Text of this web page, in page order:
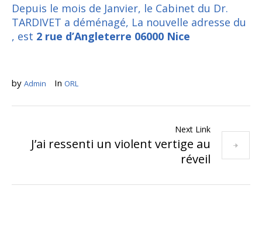
Depuis le mois de Janvier, le Cabinet du Dr.
TARDIVET a déménagé, La nouvelle adresse du
, est 2 rue d’Angleterre 06000 Nice
by Admin In ORL
Next Link
J’ai ressenti un violent vertige au
réveil